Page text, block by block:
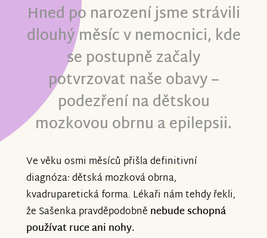
Hned po narození jsme strávili
dlouhý měsíc v nemocnici, kde
se postupně začaly
potvrzovat naše obavy –
podezření na dětskou
mozkovou obrnu a epilepsii.
Ve věku osmi měsíců přišla definitivní
diagnóza: dětská mozková obrna,
kvadruparetická forma. Lékaři nám tehdy řekli,
že Sašenka pravděpodobně nebude schopná
používat ruce ani nohy.